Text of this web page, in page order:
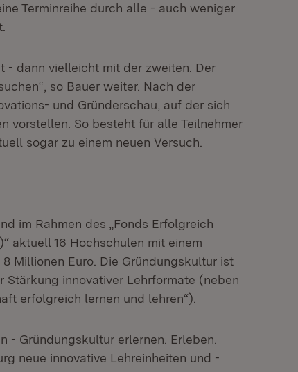
Terminreihe durch alle - auch weniger
- dann vielleicht mit der zweiten. Der
so Bauer weiter. Nach der
und Gründerschau, auf der sich
vorstellen. So besteht für alle Teilnehmer
sogar zu einem neuen Versuch.
im Rahmen des „Fonds Erfolgreich
aktuell 16 Hochschulen mit einem
Millionen Euro. Die Gründungskultur ist
Stärkung innovativer Lehrformate (neben
erfolgreich lernen und lehren“).
- Gründungskultur erlernen. Erleben.
neue innovative Lehreinheiten und -